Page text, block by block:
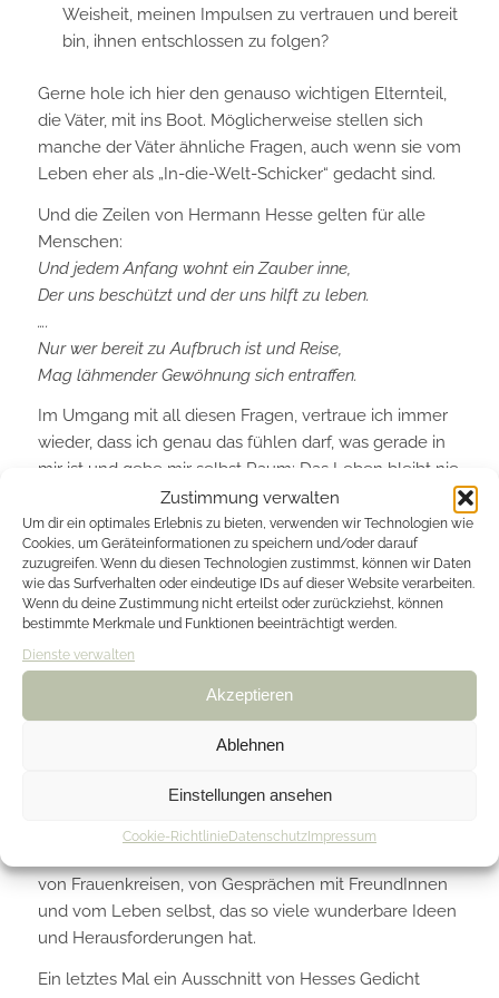
Zustimmung verwalten
Um dir ein optimales Erlebnis zu bieten, verwenden wir Technologien wie
Cookies, um Geräteinformationen zu speichern und/oder darauf
zuzugreifen. Wenn du diesen Technologien zustimmst, können wir Daten
wie das Surfverhalten oder eindeutige IDs auf dieser Website verarbeiten.
Wenn du deine Zustimmung nicht erteilst oder zurückziehst, können
bestimmte Merkmale und Funktionen beeinträchtigt werden.
Dienste verwalten
Akzeptieren
Ablehnen
Einstellungen ansehen
Cookie-RichtlinieDatenschutzImpressum
Weisheit, meinen Impulsen zu vertrauen und bereit
bin, ihnen entschlossen zu folgen?
Gerne hole ich hier den genauso wichtigen Elternteil,
die Väter, mit ins Boot. Möglicherweise stellen sich
manche der Väter ähnliche Fragen, auch wenn sie vom
Leben eher als „In-die-Welt-Schicker“ gedacht sind.
Und die Zeilen von Hermann Hesse gelten für alle
Menschen:
Und jedem Anfang wohnt ein Zauber inne,
Der uns beschützt und der uns hilft zu leben.
….
Nur wer bereit zu Aufbruch ist und Reise,
Mag lähmender Gewöhnung sich entraffen.
Im Umgang mit all diesen Fragen, vertraue ich immer
wieder, dass ich genau das fühlen darf, was gerade in
mir ist und gebe mir selbst Raum: Das Leben bleibt nie
stehen und nur der Wandel hat Bestand.
Wenn es mir gelingt, mich mit der Neugier und
Vorfreude auf das Neue, das kommen will, zu
verbinden, kann ich mich entspannen und bemerke,
es ist ja gar kein Abschied vom Muttersein, es ist NUR
eine Veränderung des Mutterseins, denn Mütter sind
wir immer, egal wie alt unsere Kinder sind. Und ich
erinnere mich an damals, als ich diejenige war, die in
die Welt ging, um meine eigenen Spuren zu
meinem Schmerz zulassen und dankbar sein, dass ich
all diese Erfahrungen machen darf. Dankbar für die
von Frauenkreisen, von Gesprächen mit FreundInnen
und vom Leben selbst, das so viele wunderbare Ideen
und Herausforderungen hat.
Ein letztes Mal ein Ausschnitt von Hesses Gedicht